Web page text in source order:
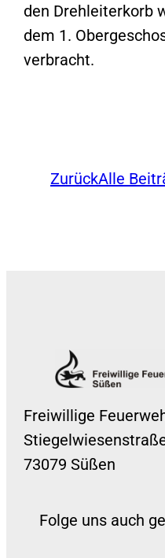
den Drehleiterkorb
dem 1.
verbracht.
ZurückAlle
Freiwillige
73079 Süßen
Folge uns auch